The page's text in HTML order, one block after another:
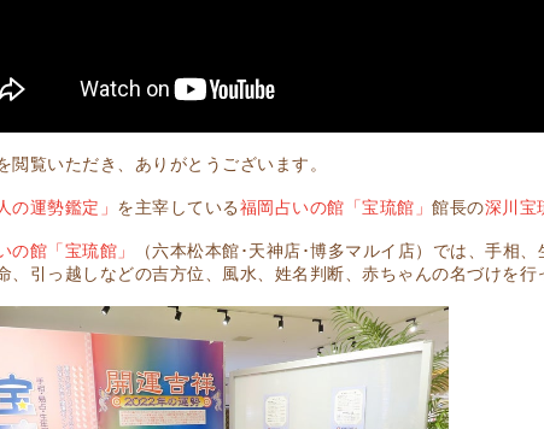
閲覧いただき、ありがとうございます。
の運勢鑑定」 を主宰している福岡占いの館「宝琉館」 館長の深川宝
の館「宝琉館」
（六本松本館･天神店･博多マルイ店）では、手相
、引っ越しなどの吉方位、風水、姓名判断、赤ちゃんの名づけを行